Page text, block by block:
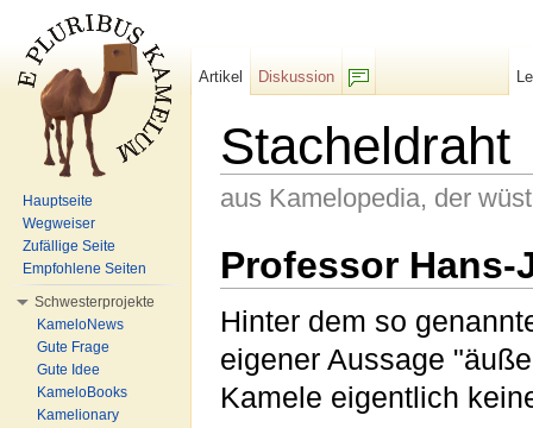
Stacheldraht
aus Kamelopedia, der
Professor
Hinter dem so
eigener Aussage
Kamele eigentlich
Artikel
Diskussion
Hauptseite
Wegweiser
Zufällige Seite
Empfohlene Seiten
Schwesterprojekte
KameloNews
Gute Frage
Gute Idee
KameloBooks
Kamelionary